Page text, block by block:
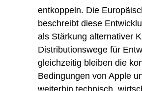
entkoppeln. Die
beschreibt diese
als Stärkung alternativer
Distributionswege für
gleichzeitig bleiben die
Bedingungen von Apple